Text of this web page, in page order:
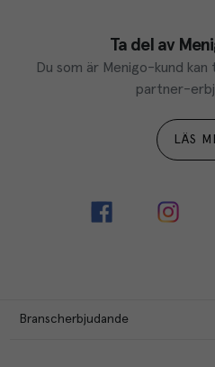
Ta del av
Du som är Menigo-kund
partner-
LÄS
Branscherbjudande